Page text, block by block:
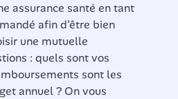
assurance santé en tant
afin d’être bien
une mutuelle
: quels sont vos
sont les
annuel ? On vous